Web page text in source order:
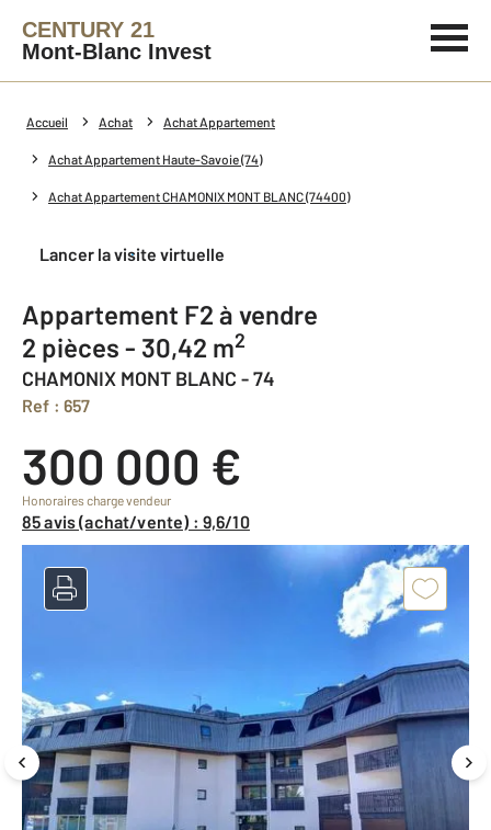
CENTURY 21
Mont-Blanc Invest
Accueil Achat Achat Appartement
Achat Appartement Haute-Savoie (74)
Achat Appartement CHAMONIX MONT BLANC (74400)
Lancer la visite virtuelle
Appartement F2 à vendre
2 pièces - 30,42 m2
CHAMONIX MONT BLANC - 74
Ref : 657
300 000 €
Honoraires charge vendeur
85 avis (achat/vente) : 9,6/10